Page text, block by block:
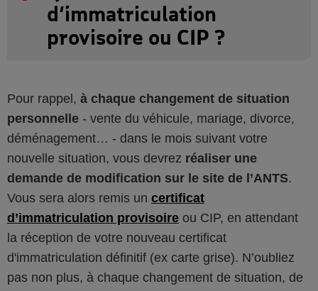
d’immatriculation
provisoire ou CIP ?
Pour rappel, à chaque changement de situation
personnelle - vente du véhicule, mariage, divorce,
déménagement… - dans le mois suivant votre
nouvelle situation, vous devrez réaliser une
demande de modification sur le site de l’ANTS.
Vous sera alors remis un certificat
d’immatriculation provisoire ou CIP, en attendant
la réception de votre nouveau certificat
d'immatriculation définitif (ex carte grise). N’oubliez
pas non plus, à chaque changement de situation, de